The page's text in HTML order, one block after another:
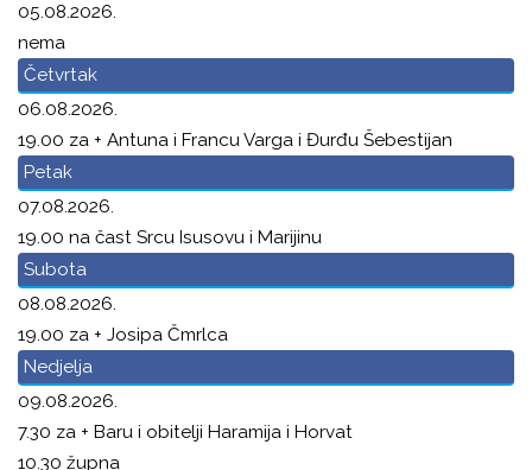
05.08.2026.
nema
Četvrtak
06.08.2026.
19.00 za + Antuna i Francu Varga i Đurđu Šebestijan
Petak
07.08.2026.
19.00 na čast Srcu Isusovu i Marijinu
Subota
08.08.2026.
19.00 za + Josipa Čmrlca
Nedjelja
09.08.2026.
7.30 za + Baru i obitelji Haramija i Horvat
10.30 župna